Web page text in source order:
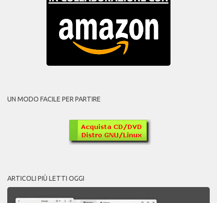
UN MODO FACILE PER PARTIRE
ARTICOLI PIÙ LETTI OGGI